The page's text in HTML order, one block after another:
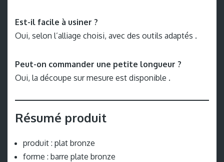
Est-il facile à usiner ?
Oui, selon l’alliage choisi, avec des outils adaptés .
Peut-on commander une petite longueur ?
Oui, la découpe sur mesure est disponible .
Résumé produit
produit : plat bronze
forme : barre plate bronze